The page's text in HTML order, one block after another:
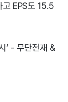
EPS도 15.5
’ - 무단전재 &